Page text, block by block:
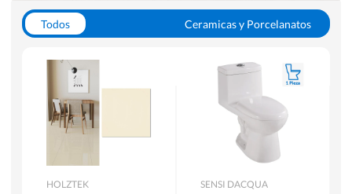
Todos
Ceramicas y Porcelanatos
WC y Sanitarios
Pisos Flotantes y Laminados
Pinturas
HOLZTEK SENSI DACQUA